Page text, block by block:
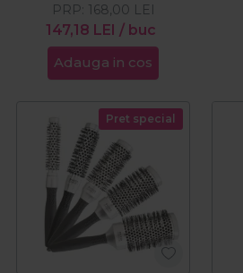
147,18 LEI / buc
PRP: 168,00 LEI
Adauga in cos
Pret special